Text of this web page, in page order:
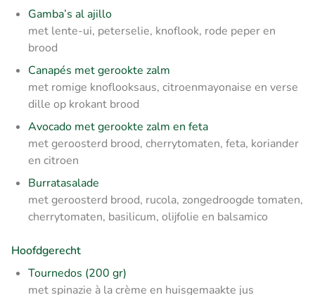
Gamba’s al ajillo
met lente-ui, peterselie, knoflook, rode peper en
brood
Canapés met gerookte zalm
met romige knoflooksaus, citroenmayonaise en verse
dille op krokant brood
Avocado met gerookte zalm en feta
met geroosterd brood, cherrytomaten, feta, koriander
en citroen
Burratasalade
met geroosterd brood, rucola, zongedroogde tomaten,
cherrytomaten, basilicum, olijfolie en balsamico
Hoofdgerecht
Tournedos (200 gr)
met spinazie à la crème en huisgemaakte jus